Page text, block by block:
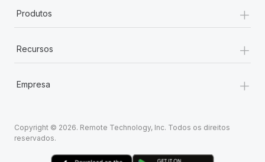
Produtos +
Recursos +
Empresa +
Copyright © 2026. Remote Technology, Inc. Todos os direitos
reservados.